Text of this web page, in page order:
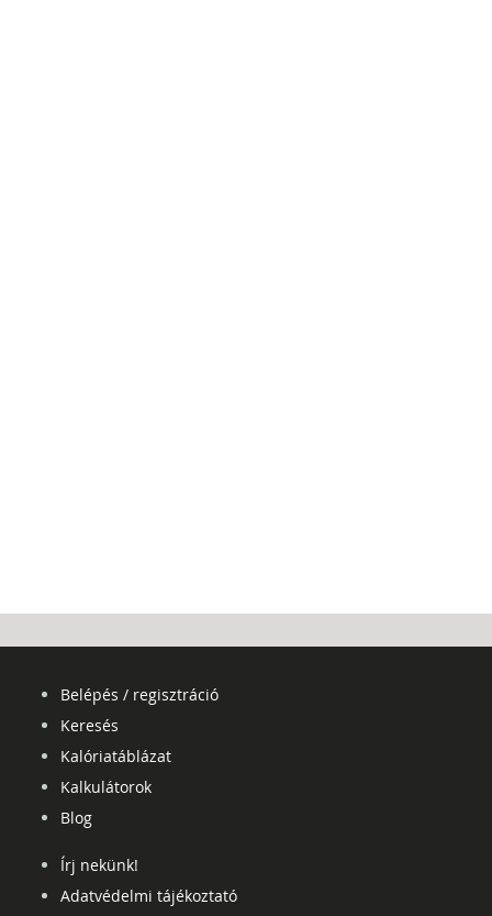
Belépés / regisztráció
Keresés
Kalóriatáblázat
Kalkulátorok
Blog
Írj nekünk!
Adatvédelmi tájékoztató